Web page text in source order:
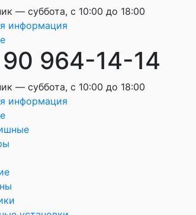
— суббота, с 10:00 до 18:00
информация
964-14-14
— суббота, с 10:00 до 18:00
информация